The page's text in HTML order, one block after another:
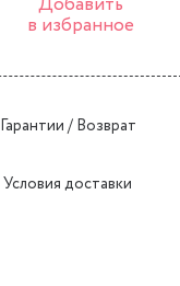
в избранное
Гарантии / Возврат
Условия доставки